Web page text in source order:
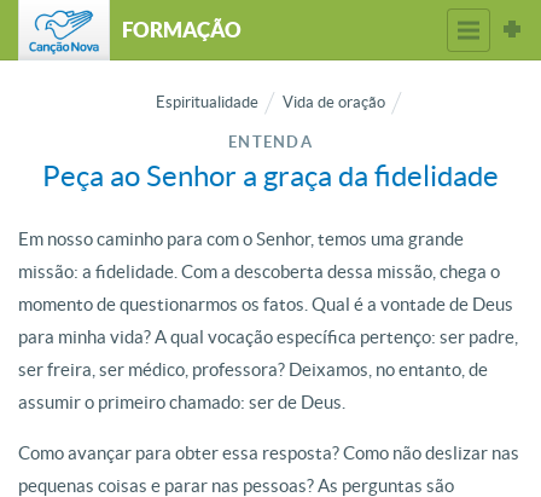
FORMAÇÃO
Espiritualidade Vida de oração
ENTENDA
Peça ao Senhor a graça da fidelidade
Em nosso caminho para com o Senhor, temos uma grande
missão: a fidelidade. Com a descoberta dessa missão, chega o
momento de questionarmos os fatos. Qual é a vontade de Deus
para minha vida? A qual vocação específica pertenço: ser padre,
ser freira, ser médico, professora? Deixamos, no entanto, de
assumir o primeiro chamado: ser de Deus.
Como avançar para obter essa resposta? Como não deslizar nas
pequenas coisas e parar nas pessoas? As perguntas são